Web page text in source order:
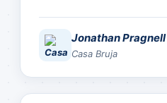
Jonathan Pragnell
Casa Bruja